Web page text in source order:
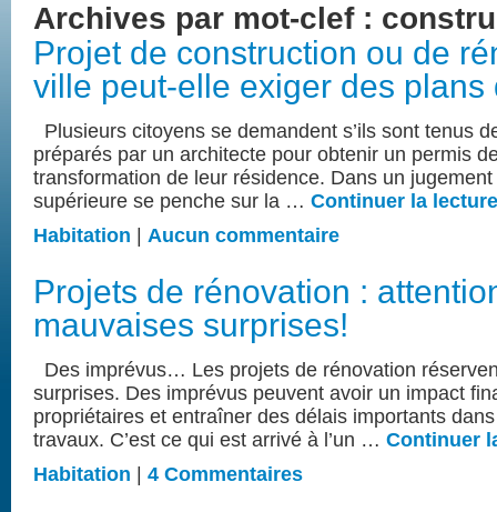
Archives par mot-clef :
Projet de construction ou de
ville peut-elle exiger des plans
Plusieurs citoyens se demandent s’ils sont tenus
préparés par un architecte pour obtenir un permis
transformation de leur résidence. Dans un
supérieure se penche sur la … Continuer la lecture
Habitation
Aucun commentaire
Projets de rénovation :
mauvaises surprises!
Des imprévus… Les projets de rénovation
surprises. Des imprévus peuvent avoir un impact
propriétaires et entraîner des délais importants
travaux. C’est ce qui est arrivé à l’un … Continuer
Habitation
4 Commentaires